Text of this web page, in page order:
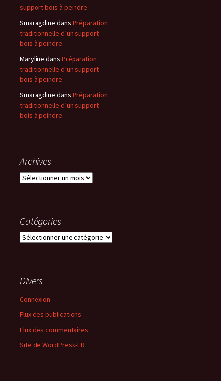
support bois à peindre
Smaragdine dans Préparation
traditionnelle d’un support
bois à peindre
Maryline dans Préparation
traditionnelle d’un support
bois à peindre
Smaragdine dans Préparation
traditionnelle d’un support
bois à peindre
Archives
Archives
Catégories
Catégories
Divers
Connexion
Flux des publications
Flux des commentaires
Site de WordPress-FR